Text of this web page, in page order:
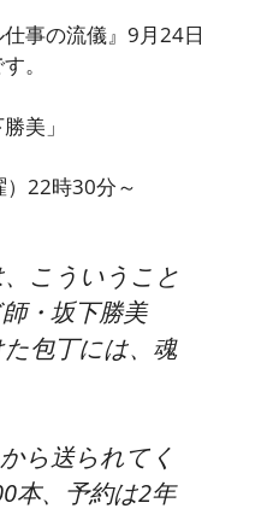
仕事の流儀』9月24日
。
美」
22時30分～
こういうこと
・坂下勝美
た包丁には、魂
ら送られてく
本、予約は2年